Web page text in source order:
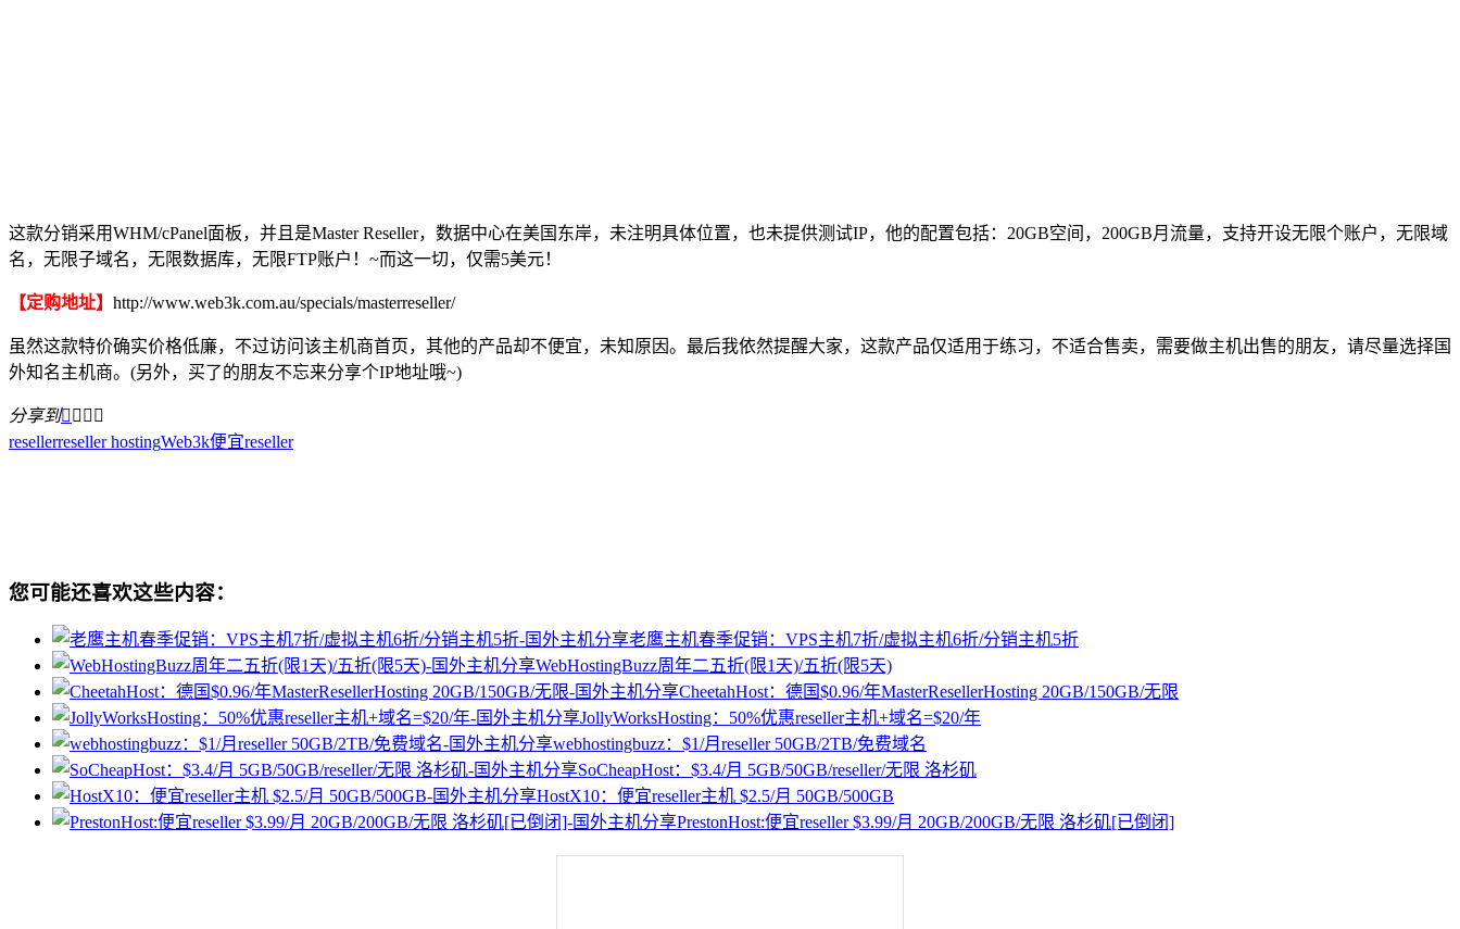
这款分销采用WHM/cPanel面板，并且是Master Reseller，数据中心在美国东岸，未注明具体位置，也未提供测试IP，他的配置包括：20GB空间，200GB月流量，支持开设无限个账户，无限域
名，无限子域名，无限数据库，无限FTP账户！~而这一切，仅需5美元！
【定购地址】 http://www.web3k.com.au/specials/masterreseller/
虽然这款特价确实价格低廉，不过访问该主机商首页，其他的产品却不便宜，未知原因。最后我依然提醒大家，这款产品仅适用于练习，不适合售卖，需要做主机出售的朋友，请尽量选择国
外知名主机商。(另外，买了的朋友不忘来分享个IP地址哦~)
分享到   
resellerreseller hostingWeb3k便宜reseller
您可能还喜欢这些内容：
老鹰主机春季促销：VPS主机7折/虚拟主机6折/分销主机5折
WebHostingBuzz周年二五折(限1天)/五折(限5天)
CheetahHost：德国$0.96/年MasterResellerHosting 20GB/150GB/无限
JollyWorksHosting：50%优惠reseller主机+域名=$20/年
webhostingbuzz：$1/月reseller 50GB/2TB/免费域名
SoCheapHost：$3.4/月 5GB/50GB/reseller/无限 洛杉矶
HostX10：便宜reseller主机 $2.5/月 50GB/500GB
PrestonHost:便宜reseller $3.99/月 20GB/200GB/无限 洛杉矶[已倒闭]